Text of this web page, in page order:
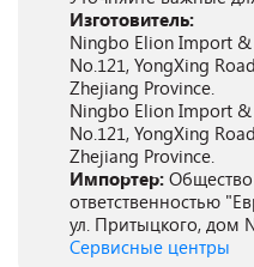
Изготовитель:
Ningbo Elion Import &
No.121, YongXing
Zhejiang Province.
Ningbo Elion Import &
No.121, YongXing
Zhejiang Province.
Импортер:
ответственностью
ул. Притыцкого, дом
Сервисные центры